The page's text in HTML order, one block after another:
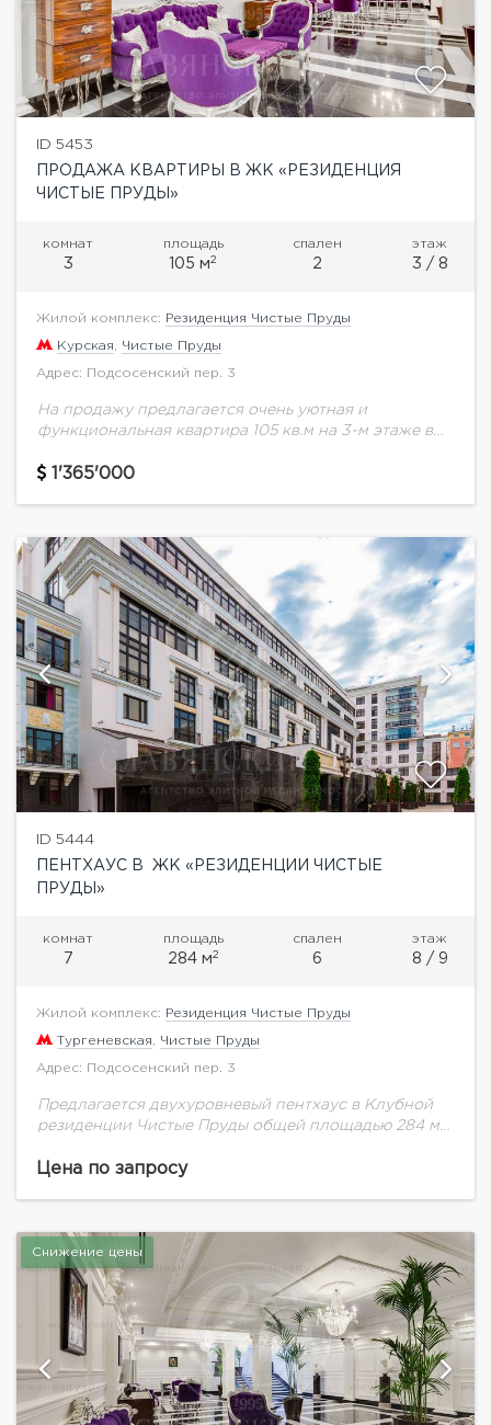
ID 5453
ПРОДАЖА КВАРТИРЫ В ЖК «РЕЗИДЕНЦИЯ
ЧИСТЫЕ ПРУДЫ»
комнат
3
площадь
105 м2
спален
2
этаж
3 / 8
Жилой комплекс: Резиденция Чистые Пруды
Курская Чистые Пруды
Адрес: Подсосенский пер. 3
На продажу предлагается очень уютная и
функциональная квартира 105 кв.м на 3-м этаже в
Квартира двухсторонняя с приятными видами во
1'365'000
ID 5444
ПЕНТХАУС В ЖК «РЕЗИДЕНЦИИ ЧИСТЫЕ
ПРУДЫ»
комнат
7
площадь
284 м2
спален
6
этаж
8 / 9
Жилой комплекс: Резиденция Чистые Пруды
Тургеневская Чистые Пруды
Адрес: Подсосенский пер. 3
Предлагается двухуровневый пентхаус в Клубной
резиденции Чистые Пруды общей площадью 284 м2
столовую, гостиную, 3-4 спальни. Из окон
Цена по запросу
Снижение цены